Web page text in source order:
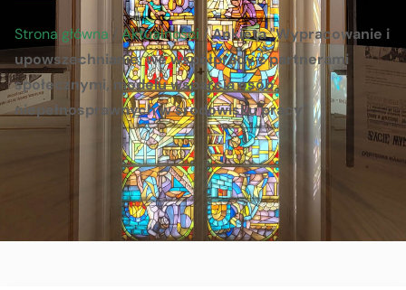
Strona główna / Aktualności /Ankieta "Wypracowanie i
upowszechnianie, we współpracy z partnerami
społecznymi, modelu wsparcia osób
niepełnosprawnych w środowisku pracy"